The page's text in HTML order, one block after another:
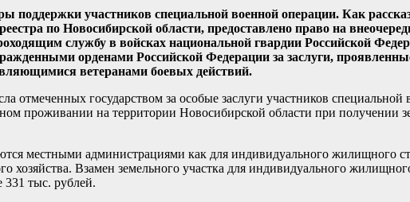
поддержки участников специальной военной операции. Как
по Новосибирской области, предоставлено право на
службу в войсках национальной гвардии Российской
орденами Российской Федерации за заслуги,
ветеранами боевых действий.
отмеченных государством за особые заслуги участников специальной
проживании на территории Новосибирской области при получении
местными администрациями как для индивидуального жилищного
хозяйства. Взамен земельного участка для индивидуального
тыс. рублей.